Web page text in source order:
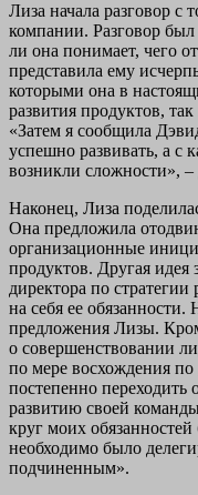
Лиза начала разговор с
компании. Разговор
ли она понимает, чего
представила ему
которыми она в
развития продуктов,
«Затем я сообщила
успешно развивать, а с
возникли сложности», –
Наконец, Лиза
Она предложила
организационные
продуктов. Другая идея
директора по
на себя ее
предложения Лизы.
о совершенствовании
по мере восхождения по
постепенно переходить
развитию своей
круг моих
необходимо было
подчиненным».